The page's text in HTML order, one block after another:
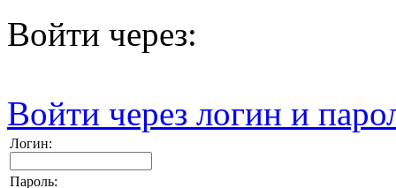
Войти через:
Войти через логин и
Логин:
Пароль: